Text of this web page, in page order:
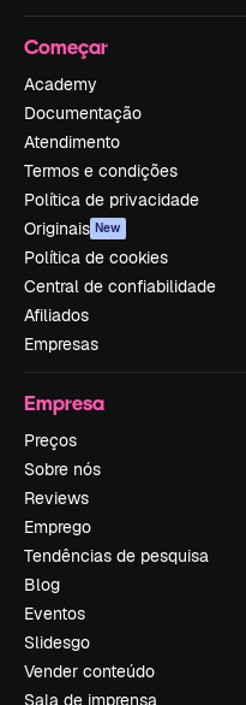
Começar
Academy
Documentação
Atendimento
Termos e condições
Política de privacidade
Originais New
Política de cookies
Central de confiabilidade
Afiliados
Empresas
Empresa
Preços
Sobre nós
Reviews
Emprego
Tendências de pesquisa
Blog
Eventos
Slidesgo
Vender conteúdo
Sala de imprensa